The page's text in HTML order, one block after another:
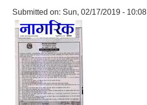
Submitted on: Sun, 02/17/2019 - 10:08